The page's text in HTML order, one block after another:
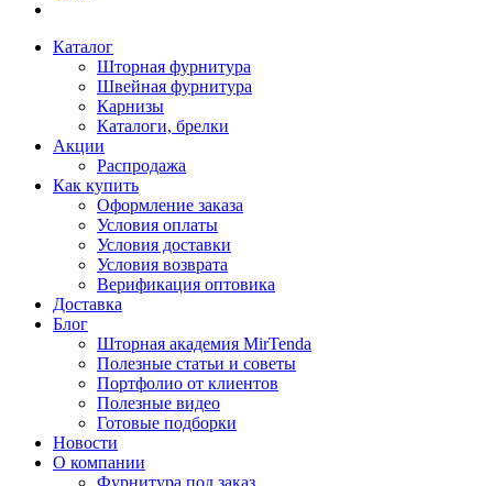
Каталог
Шторная фурнитура
Швейная фурнитура
Карнизы
Каталоги, брелки
Акции
Распродажа
Как купить
Оформление заказа
Условия оплаты
Условия доставки
Условия возврата
Верификация оптовика
Доставка
Блог
Шторная академия MirTenda
Полезные статьи и советы
Портфолио от клиентов
Полезные видео
Готовые подборки
Новости
О компании
Фурнитура под заказ